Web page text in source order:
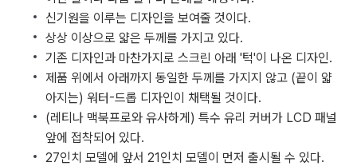
신기원을 이루는 디자인을 보여줄 것이다.
상상 이상으로 얇은 두께를 가지고 있다.
기존 디자인과 마찬가지로 스크린 아래 '턱'이 나온 디자인.
제품 위에서 아래까지 동일한 두께를 가지지 않고 (끝이 얇
아지는) 워터-드롭 디자인이 채택될 것이다.
(레티나 맥북프로와 유사하게) 특수 유리 커버가 LCD 패널
앞에 접착되어 있다.
27인치 모델에 앞서 21인치 모델이 먼저 출시될 수 있다.